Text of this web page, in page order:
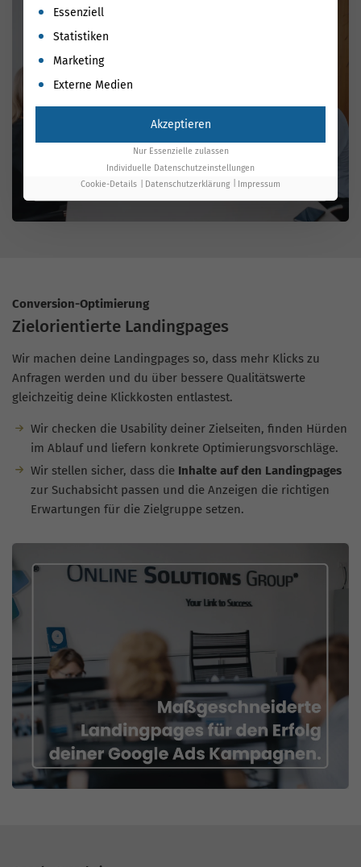
Conversion-Optimierung
Zielorientierte Landingpages
Wir machen deine Landingpages so, dass mehr Klicks zu
Anfragen werden und du über bessere Qualitätswerte
gleichzeitig deine Klickkosten entlastest.
Wir checken die Usability deiner Zielseiten, finden Hürden
im Ablauf und liefern konkrete Optimierungsvorschläge.
Wir stellen sicher, dass die Inhalte auf den Landingpages
zur Suchabsicht passen und die Anzeigen die richtigen
Erwartungen für die Zielgruppe setzen.
Es folgt eine Liste der Service-Gruppen, für die eine
Essenziell
Statistiken
Marketing
Externe Medien
Akzeptieren
Nur Essenzielle zulassen
Individuelle Datenschutzeinstellungen
Cookie-Details
Datenschutzerklärung Impressum